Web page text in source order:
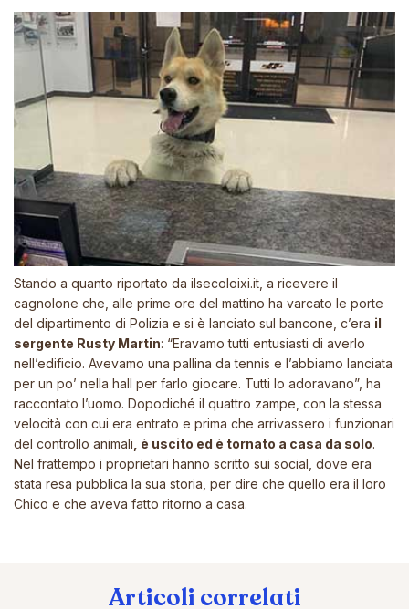
Stando a quanto riportato da ilsecoloixi.it , a ricevere il
cagnolone che, alle prime ore del mattino ha varcato le porte
del dipartimento di Polizia e si è lanciato sul bancone, c’era il
sergente Rusty Martin: “Eravamo tutti entusiasti di averlo
nell’edificio. Avevamo una pallina da tennis e l’abbiamo lanciata
per un po’ nella hall per farlo giocare. Tutti lo adoravano”, ha
raccontato l’uomo. Dopodiché il quattro zampe, con la stessa
velocità con cui era entrato e prima che arrivassero i funzionari
del controllo animali , è uscito ed è tornato a casa da solo.
Nel frattempo i proprietari hanno scritto sui social, dove era
stata resa pubblica la sua storia, per dire che quello era il loro
Chico e che aveva fatto ritorno a casa.
Articoli correlati